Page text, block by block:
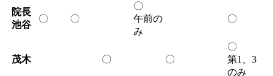
院長
池谷
〇 〇
〇
午前の
み
〇
茂木 〇 〇
〇
第1、3
のみ